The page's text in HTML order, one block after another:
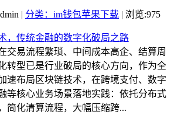
| 分类：im钱包苹果下载 | 浏览:975
交易流程繁琐、中间成本高企、结算周
转型已是行业破局的核心方向，作为全
速布局区块链技术，在跨境支付、数字
等核心业务场景落地实践：依托分布式
简化清算流程，大幅压缩跨...